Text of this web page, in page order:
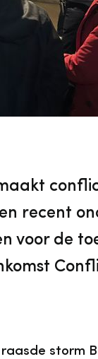
recent
voor de
raasde storm